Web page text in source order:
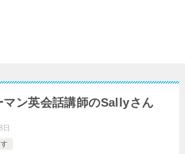
マン英会話講師のSallyさん
日